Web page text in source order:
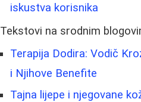
iskustva korisnika
Tekstovi na srodnim
Terapija Dodira: Vodič
i Njihove Benefite
Tajna lijepe i njegovane